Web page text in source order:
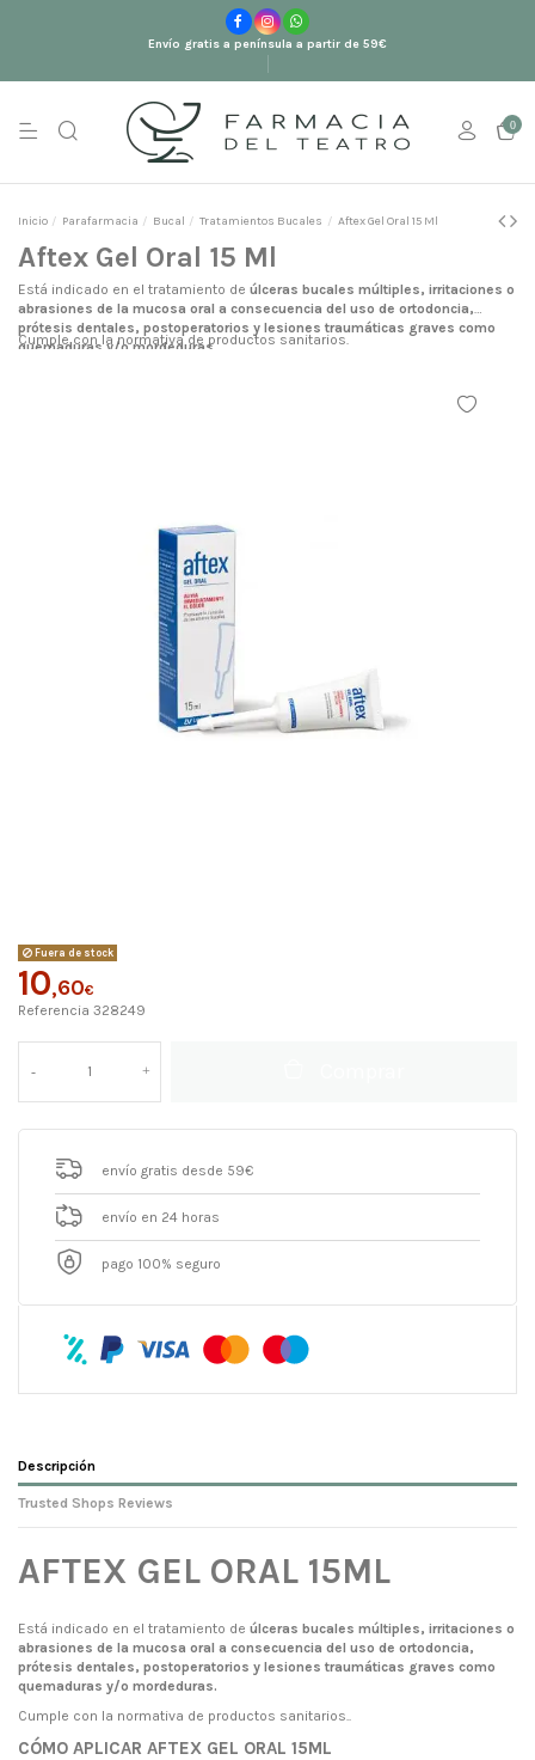
Envío gratis a península a partir de 59€
0
Inicio Parafarmacia Bucal Tratamientos Bucales Aftex Gel Oral 15 Ml
Aftex Gel Oral 15 Ml
Está indicado en el tratamiento de úlceras bucales múltiples, irritaciones o
abrasiones de la mucosa oral a consecuencia del uso de ortodoncia,
prótesis dentales, postoperatorios y lesiones traumáticas graves como
quemaduras y/o mordeduras.
Cumple con la normativa de productos sanitarios.
Fuera de stock
10,60€
Referencia 328249
envío gratis desde 59€
envío en 24 horas
pago 100% seguro
Descripción
Trusted Shops Reviews
AFTEX GEL ORAL 15ML
Está indicado en el tratamiento de úlceras bucales múltiples, irritaciones o
abrasiones de la mucosa oral a consecuencia del uso de ortodoncia,
prótesis dentales, postoperatorios y lesiones traumáticas graves como
quemaduras y/o mordeduras.
Cumple con la normativa de productos sanitarios..
CÓMO APLICAR AFTEX GEL ORAL 15ML